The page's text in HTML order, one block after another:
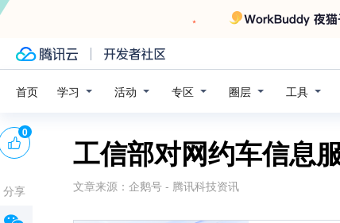
首页 学习 活动 专区 圈层 工具
工信部对网约车信息
文章来源： 企鹅号 - 腾讯科技资讯
0
分享